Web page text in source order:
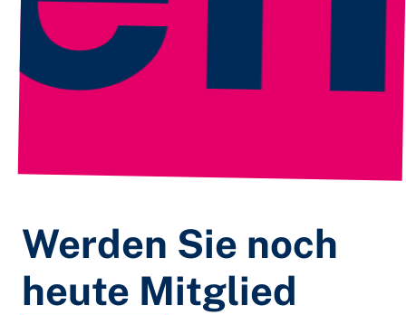
Werden Sie noch
heute Mitglied